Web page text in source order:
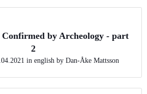
by Archeology - part
2
in english by Dan-Åke Mattsson